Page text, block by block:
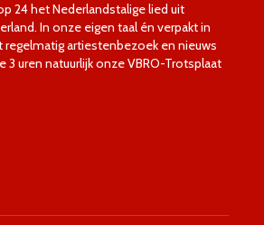
24 het Nederlandstalige lied uit
In onze eigen taal én verpakt in
regelmatig artiestenbezoek en nieuws
3 uren natuurlijk onze VBRO-Trotsplaat